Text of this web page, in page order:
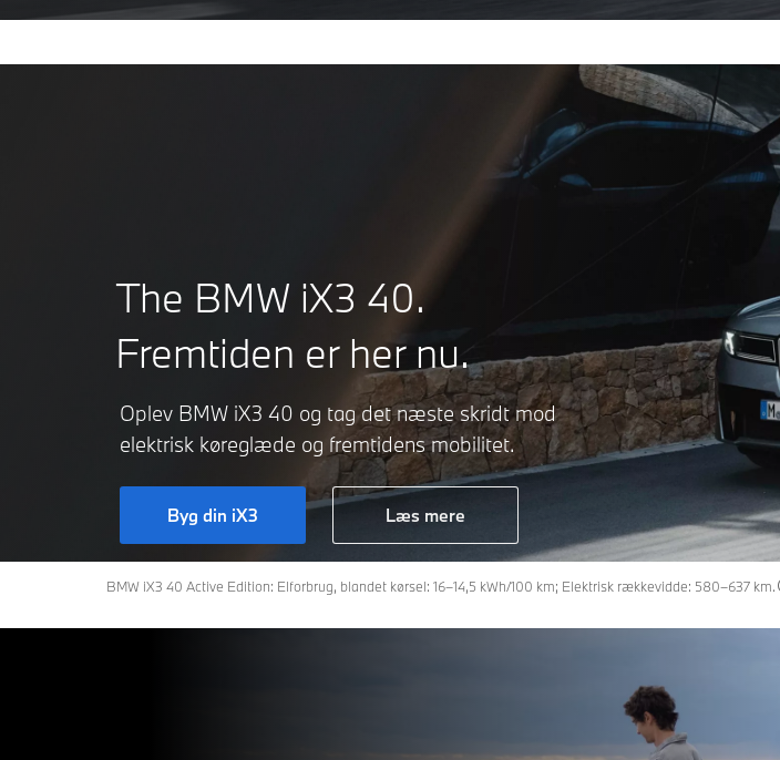
The BMW iX3 40.
Fremtiden er her nu.
Oplev BMW iX3 40 og tag det næste skridt mod
elektrisk køreglæde og fremtidens mobilitet.
Byg din iX3 Læs mere
BMW iX3 40 Active Edition: Elforbrug, blandet kørsel: 16–14,5 kWh/100 km; Elektrisk rækkevidde: 580–637 km.